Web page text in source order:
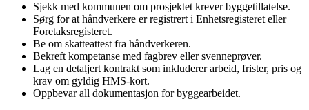
Sjekk med kommunen om prosjektet krever byggetillatelse.
Sørg for at håndverkere er registrert i Enhetsregisteret eller
Foretaksregisteret.
Be om skatteattest fra håndverkeren.
Bekreft kompetanse med fagbrev eller svenneprøver.
Lag en detaljert kontrakt som inkluderer arbeid, frister, pris og
krav om gyldig HMS-kort.
Oppbevar all dokumentasjon for byggearbeidet.